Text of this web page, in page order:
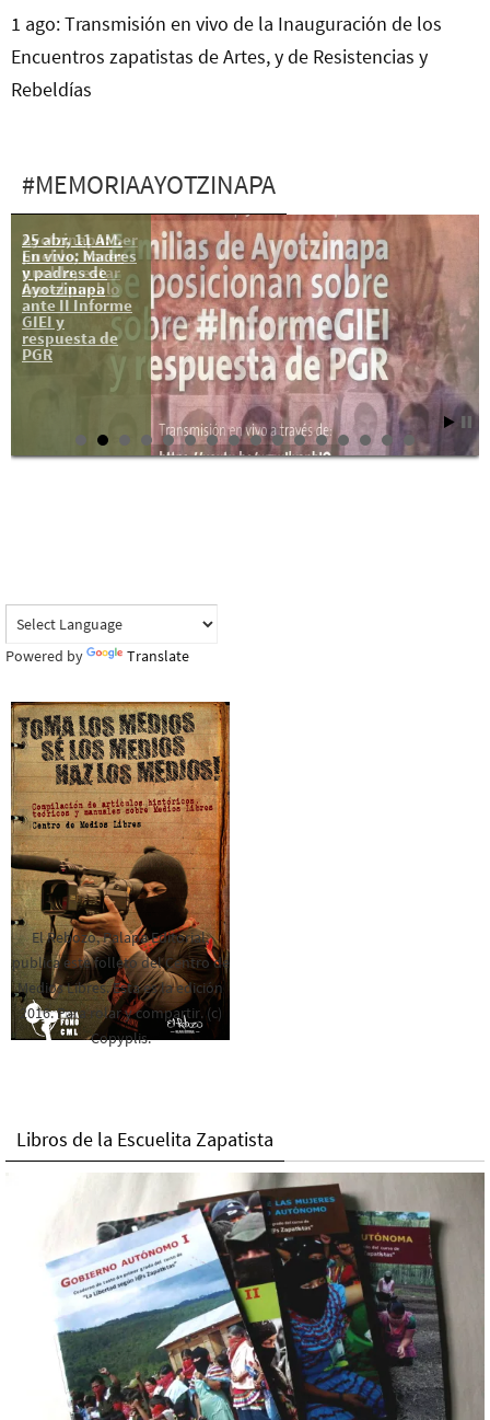
1 ago: Transmisión en vivo de la Inauguración de los
Encuentros zapatistas de Artes, y de Resistencias y
Rebeldías
#MEMORIAAYOTZINAPA
25 abr, 11 AM.
En vivo: Madres
y padres de
Ayotzinapa
ante II Informe
GIEI y
respuesta de
PGR
Ayotzinapa: Ser
pueblo, hacer
pueblo, estar
con el pueblo
Powered by Translate
El Rebozo, Palapa Editorial,
publica este folleto del Centro de
Medios Libres. Esta es la edición
2016. Para rolar y compartir. (c)
Copyplis.
Libros de la Escuelita Zapatista